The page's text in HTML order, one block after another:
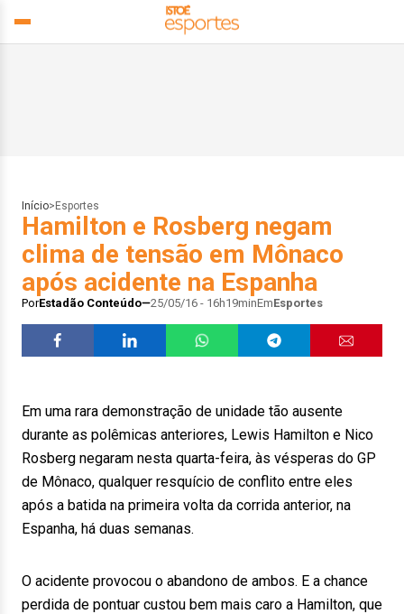
Início> Esportes
Hamilton e Rosberg negam
clima de tensão em Mônaco
após acidente na Espanha
PorEstadão Conteúdo 25/05/16 - 16h19minEmEsportes
Em uma rara demonstração de unidade tão ausente
durante as polêmicas anteriores, Lewis Hamilton e Nico
Rosberg negaram nesta quarta-feira, às vésperas do GP
de Mônaco, qualquer resquício de conflito entre eles
após a batida na primeira volta da corrida anterior, na
Espanha, há duas semanas.
O acidente provocou o abandono de ambos. E a chance
perdida de pontuar custou bem mais caro a Hamilton, que